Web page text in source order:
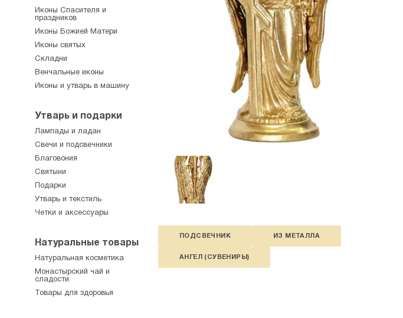
ПОДСВЕЧНИК ИЗ МЕТАЛЛА
АНГЕЛ (СУВЕНИРЫ)
Иконы Спасителя и
праздников
Иконы Божией Матери
Иконы святых
Складни
Венчальные иконы
Иконы и утварь в машину
Утварь и подарки
Лампады и ладан
Свечи и подсвечники
Благовония
Святыни
Подарки
Утварь и текстиль
Четки и аксессуары
Натуральные товары
Натуральная косметика
Монастырский чай и
сладости
Товары для здоровья